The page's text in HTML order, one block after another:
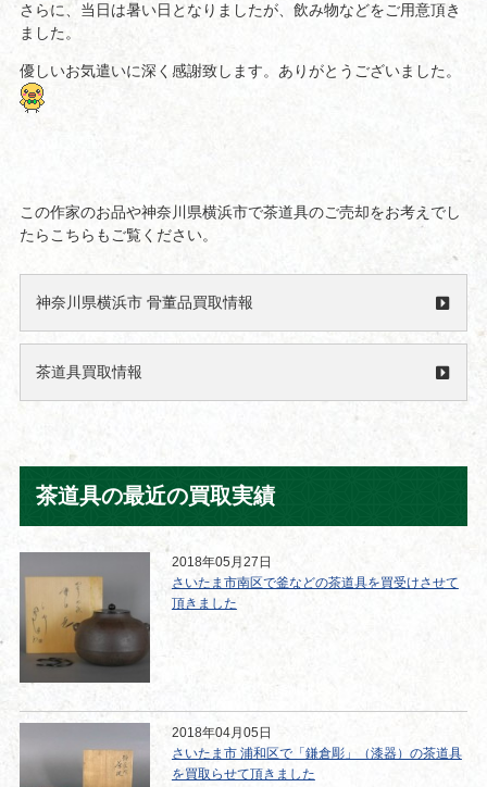
さらに、当日は暑い日となりましたが、飲み物などをご用意頂き
ました。
優しいお気遣いに深く感謝致します。ありがとうございました。
この作家のお品や神奈川県横浜市で茶道具のご売却をお考えでし
たらこちらもご覧ください。
神奈川県横浜市 骨董品買取情報
茶道具買取情報
茶道具の最近の買取実績
2018年05月27日
さいたま市南区で釜などの茶道具を買受けさせて
頂きました
2018年04月05日
さいたま市 浦和区で「鎌倉彫」（漆器）の茶道具
を買取らせて頂きました